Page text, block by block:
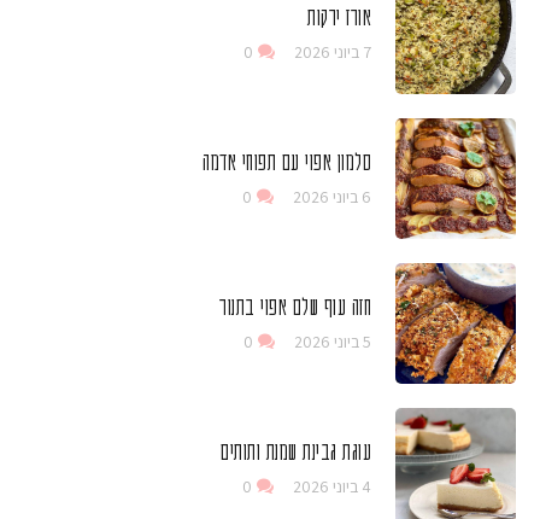
אורז ירקות
7 ביוני 2026 0
סלמון אפוי עם תפוחי אדמה
6 ביוני 2026 0
חזה עוף שלם אפוי בתנור
5 ביוני 2026 0
עוגת גבינת שמנת ותותים
4 ביוני 2026 0